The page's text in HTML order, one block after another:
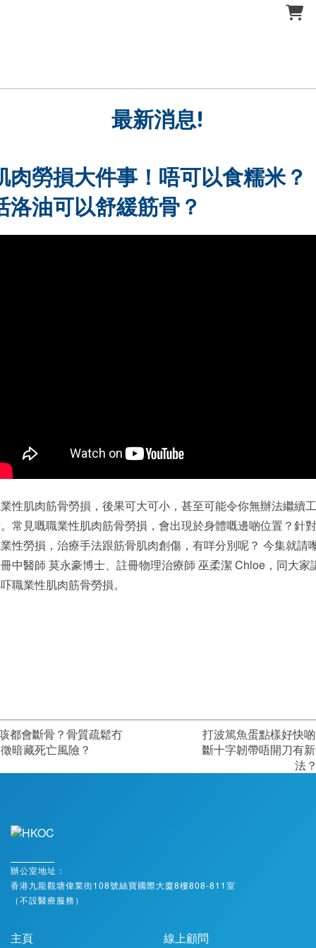
最新消息!
肉勞損大件事！唔可以食糯米？
洛油可以舒緩筋骨？
性肌肉筋骨勞損，後果可大可小，甚至可能令你無辦法繼續工
常見嘅職業性肌肉筋骨勞損，會出現於身體嘅邊啲位置？針對
性勞損，治療手法跟筋骨肌肉創傷，有咩分別呢？ 今集就請
中醫師 莫永豪博士、註冊物理治療師 巫柔潔 Chloe，同大家
職業性肌肉筋骨勞損。
都會斷骨？骨質疏鬆冇
暗藏死亡風險？
打波篤魚蛋點樣好快
斷十字韌帶唔開刀有
法
辦公室地址：
香港九龍觀塘偉業街108號絲寶國際大廈8樓808-811室
（不設醫療服務）
主頁 線上顧問